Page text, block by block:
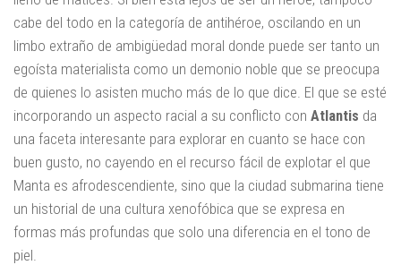
cabe del todo en la categoría de antihéroe, oscilando en un
limbo extraño de ambigüedad moral donde puede ser tanto un
egoísta materialista como un demonio noble que se preocupa
de quienes lo asisten mucho más de lo que dice. El que se esté
incorporando un aspecto racial a su conflicto con Atlantis da
una faceta interesante para explorar en cuanto se hace con
buen gusto, no cayendo en el recurso fácil de explotar el que
Manta es afrodescendiente, sino que la ciudad submarina tiene
un historial de una cultura xenofóbica que se expresa en
formas más profundas que solo una diferencia en el tono de
piel.